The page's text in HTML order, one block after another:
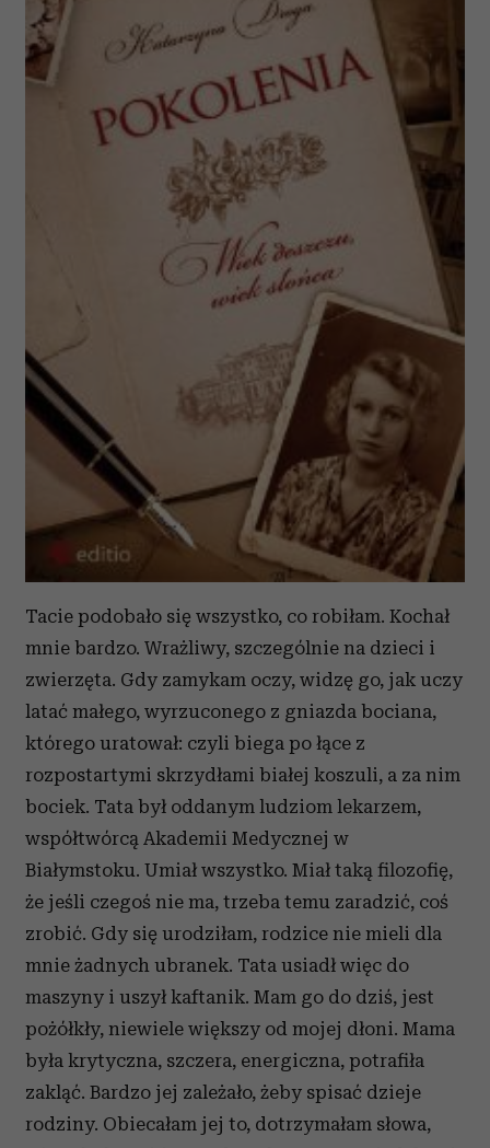
Tacie podobało się wszystko, co robiłam. Kochał
mnie bardzo. Wrażliwy, szczególnie na dzieci i
zwierzęta. Gdy zamykam oczy, widzę go, jak uczy
latać małego, wyrzuconego z gniazda bociana,
którego uratował: czyli biega po łące z
rozpostartymi skrzydłami białej koszuli, a za nim
bociek. Tata był oddanym ludziom lekarzem,
współtwórcą Akademii Medycznej w
Białymstoku. Umiał wszystko. Miał taką filozofię,
że jeśli czegoś nie ma, trzeba temu zaradzić, coś
zrobić. Gdy się urodziłam, rodzice nie mieli dla
mnie żadnych ubranek. Tata usiadł więc do
maszyny i uszył kaftanik. Mam go do dziś, jest
pożółkły, niewiele większy od mojej dłoni. Mama
była krytyczna, szczera, energiczna, potrafiła
zakląć. Bardzo jej zależało, żeby spisać dzieje
rodziny. Obiecałam jej to, dotrzymałam słowa,